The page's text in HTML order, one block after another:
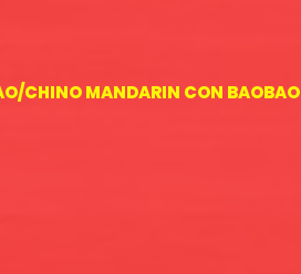
CHINO MANDARIN CON BAOBAO